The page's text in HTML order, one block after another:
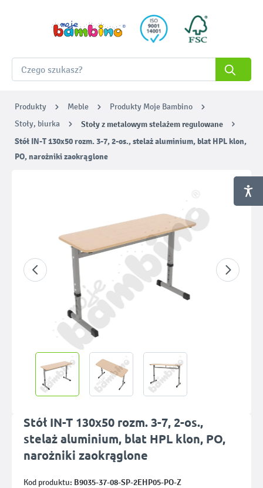
Produkty Meble
Produkty Moje Bambino
Stoły, biurka
Stoły z metalowym stelażem regulowane
Stół IN-T 130x50 rozm. 3-7, 2-os., stelaż aluminium, blat HPL klon,
PO, narożniki zaokrąglone
Stół IN-T 130x50 rozm. 3-7, 2-os.,
stelaż aluminium, blat HPL klon, PO,
narożniki zaokrąglone
Kod produktu: B9035-37-08-SP-2EHP05-PO-Z